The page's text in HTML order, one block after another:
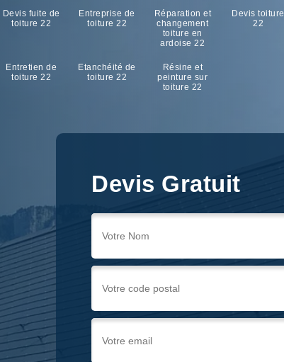
Devis fuite de
toiture 22
Entreprise de
toiture 22
Réparation et
changement
toiture en
ardoise 22
Devis toiture
22
Entretien de
toiture 22
Etanchéité de
toiture 22
Résine et
peinture sur
toiture 22
Devis Gratuit